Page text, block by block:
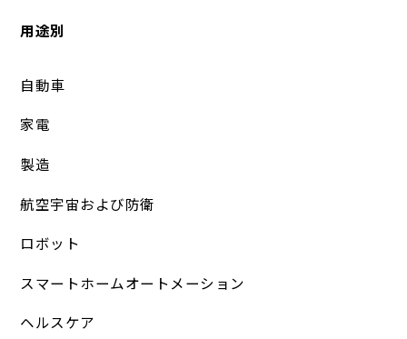
用途別
自動車
家電
製造
航空宇宙および防衛
ロボット
スマートホームオートメーション
ヘルスケア